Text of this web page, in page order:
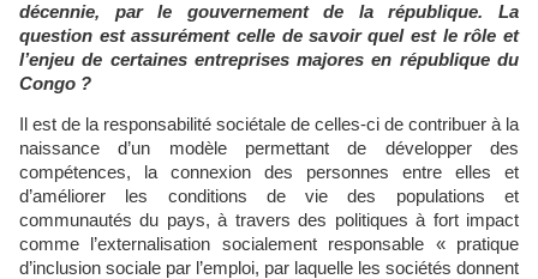
décennie, par le gouvernement de la république. La
question est assurément celle de savoir quel est le rôle et
l’enjeu de certaines entreprises majores en république du
Congo ?
Il est de la responsabilité sociétale de celles-ci de contribuer à la
naissance d’un modèle permettant de développer des
compétences, la connexion des personnes entre elles et
d’améliorer les conditions de vie des populations et
communautés du pays, à travers des politiques à fort impact
comme l’externalisation socialement responsable « pratique
d’inclusion sociale par l’emploi, par laquelle les sociétés donnent